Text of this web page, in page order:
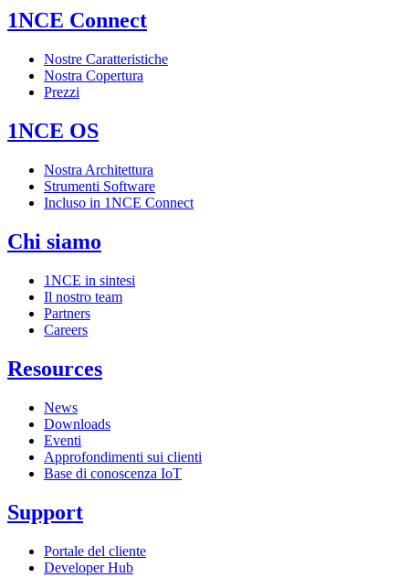
1NCE Connect
Nostre Caratteristiche
Nostra Copertura
Prezzi
1NCE OS
Nostra Architettura
Strumenti Software
Incluso in 1NCE Connect
Chi siamo
1NCE in sintesi
Il nostro team
Partners
Careers
Resources
News
Downloads
Eventi
Approfondimenti sui clienti
Base di conoscenza IoT
Support
Portale del cliente
Developer Hub